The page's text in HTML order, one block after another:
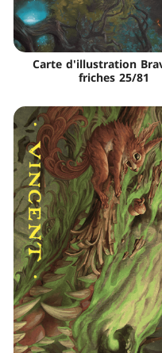
Carte d'illustration
friches 25/81